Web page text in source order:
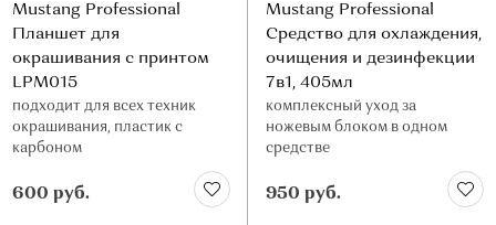
Mustang Professional
Планшет для
окрашивания с принтом
LPM015
подходит для всех техник
окрашивания, пластик с
карбоном
600 руб.
Mustang Professional
Средство для охлаждения,
очищения и дезинфекции
7в1, 405мл
комплексный уход за
ножевым блоком в одном
средстве
950 руб.